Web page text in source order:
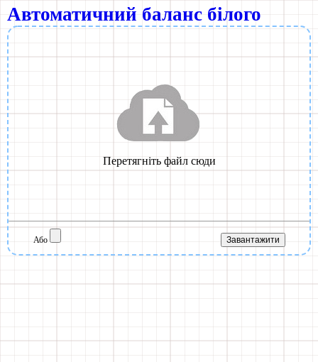
Автоматичний баланс білого
Або